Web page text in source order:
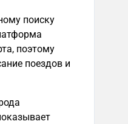
поиску
поэтому
поездов и